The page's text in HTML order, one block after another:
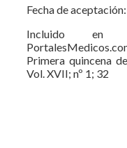
Fecha de
Incluido en
Primera quincena
Vol. XVII; nº 1; 32